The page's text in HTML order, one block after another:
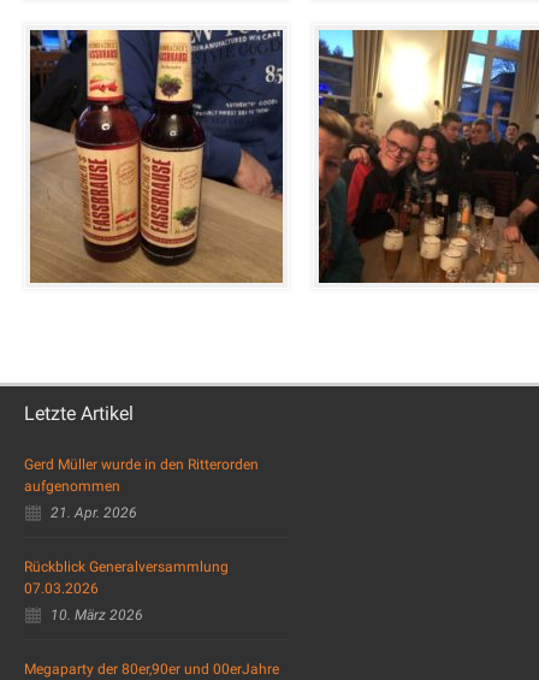
Letzte Artikel
Gerd Müller wurde in den Ritterorden
aufgenommen
21. Apr. 2026
Rückblick Generalversammlung
07.03.2026
10. März 2026
Megaparty der 80er,90er und 00erJahre